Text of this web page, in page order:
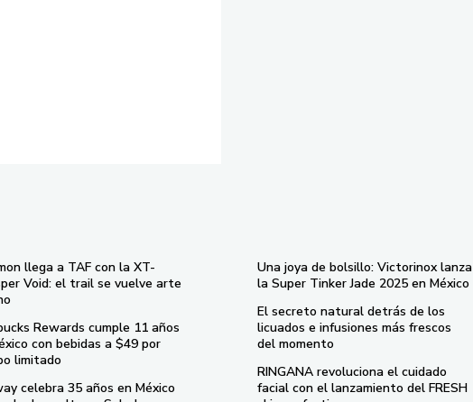
llega a TAF con la XT-
Void: el trail se vuelve arte
Rewards cumple 11 años
con bebidas a $49 por
limitado
celebra 35 años en México
Una joya de bolsillo: Victorinox lanza
la Super Tinker Jade 2025 en México
El secreto natural detrás de los
licuados e infusiones más frescos
del momento
RINGANA revoluciona el cuidado
facial con el lanzamiento del FRESH